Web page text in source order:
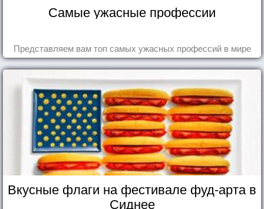
Самые ужасные профессии
Представляем вам топ самых ужасных профессий в мире
Вкусные флаги на фестивале фуд-арта в
Сиднее